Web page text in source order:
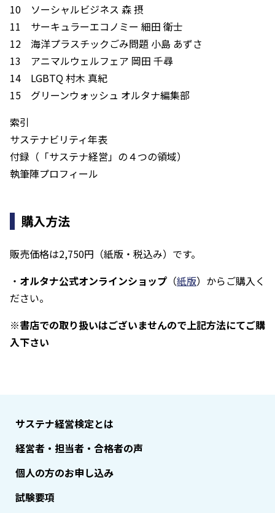
10 ソーシャルビジネス 森 摂
11 サーキュラーエコノミー 細田 衛士
12 海洋プラスチックごみ問題 小島 あずさ
13 アニマルウェルフェア 岡田 千尋
14 LGBTQ 村木 真紀
15 グリーンウォッシュ オルタナ編集部
索引
サステナビリティ年表
付録（「サステナ経営」の４つの領域）
執筆陣プロフィール
購入方法
販売価格は2,750円（紙版・税込み）です。
・ オルタナ公式オンラインショップ （紙版）からご購入く
ださい。
※書店での取り扱いはございませんので上記方法にてご購
入下さい
サステナ経営検定とは
経営者・担当者・合格者の声
個人の方のお申し込み
試験要項